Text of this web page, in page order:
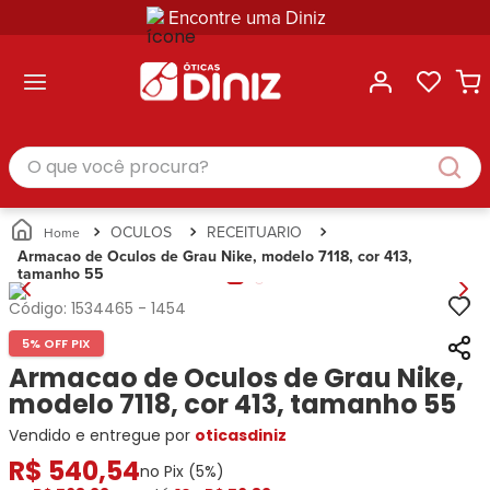
Encontre uma Diniz
Masculino
Feminino
Infantil
Unissex
Busque
Por
Marcas
Ana
Hickmann
Bulget
Miu-
Guess
Lacoste
Categorias
Masculino
Feminino
Infantil
Unissex
Busque
Por
Marcas
Ray-
Ban
Prada
Ana
Hickmann
Tecnol
Correntes
para
Óculos
Estojos
para
Óculos
Soluções
e
Cuidados
Busque
Ray-
Prada
Exchange
Tommy
Hilfiger
Ana
Hickmann
Guess
Speedo
Categoria
Armações
de Óculos
Óculos
de Sol
Corrente
para
Estojo
para
Óculos
Masculino
Feminino
O que você procura?
OCULOS
RECEITUARIO
Armacao de Oculos de Grau Nike, modelo 7118, cor 413,
tamanho 55
Código: 1534465 - 1454
5% OFF PIX
Armacao de Oculos de Grau Nike,
modelo 7118, cor 413, tamanho 55
Vendido e entregue por oticasdiniz
R$ 540,54no Pix (5%)